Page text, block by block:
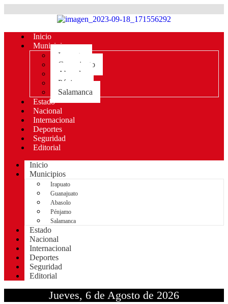
Inicio
Municipios
Irapuato
Guanajuato
Abasolo
Pénjamo
Salamanca
Estado
Nacional
Internacional
Deportes
Seguridad
Editorial
Inicio
Municipios
Irapuato
Guanajuato
Abasolo
Pénjamo
Salamanca
Estado
Nacional
Internacional
Deportes
Seguridad
Editorial
Jueves, 6 de Agosto de 2026